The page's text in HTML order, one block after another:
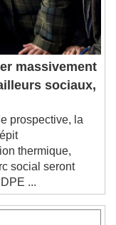
will cancel
massivement
sociaux,
prospective, la
thermique,
social seront
...